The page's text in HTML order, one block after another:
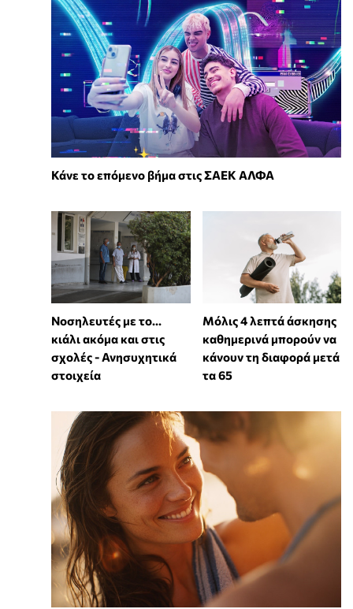
Κάνε το επόμενο βήμα στις ΣΑΕΚ ΑΛΦΑ
Νοσηλευτές με το...
κιάλι ακόμα και στις
σχολές - Ανησυχητικά
στοιχεία
Μόλις 4 λεπτά άσκησης
καθημερινά μπορούν να
κάνουν τη διαφορά μετά
τα 65